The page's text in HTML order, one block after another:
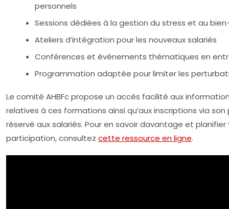
personnels
Sessions dédiées à la gestion du stress et au
Ateliers d’intégration pour les nouveaux salariés
Conférences et événements thématiques en
Programmation adaptée pour limiter les
Le comité AHBFc propose un accès facilité aux
relatives à ces formations ainsi qu’aux inscriptions via son
réservé aux salariés. Pour en savoir davantage et
participation, consultez cette ressource en ligne.